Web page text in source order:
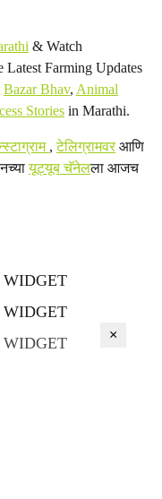
& Watch
Farming Updates
Bazar Bhav, Animal
Stories in Marathi.
,टेलिग्रामवरआणि
यूट्यूब चॅनेलला आजच
×